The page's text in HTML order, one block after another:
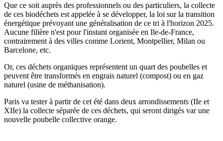
Que ce soit auprès des professionnels ou des particuliers, la collecte
de ces biodéchets est appelée à se développer, la loi sur la transition
énergétique prévoyant une généralisation de ce tri à l'horizon 2025.
Aucune filière n'est pour l'instant organisée en Ile-de-France,
contrairement à des villes comme Lorient, Montpellier, Milan ou
Barcelone, etc.
Or, ces déchets organiques représentent un quart des poubelles et
peuvent être transformés en engrais naturel (compost) ou en gaz
naturel (usine de méthanisation).
Paris va tester à partir de cet été dans deux arrondissements (IIe et
XIIe) la collecte séparée de ces déchets, qui seront dirigés var une
nouvelle poubelle collective orange.